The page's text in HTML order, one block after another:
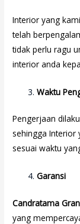
Interior yang
telah
tidak perlu ragu
interior anda
Waktu
Pengerjaan
sehingga Interior
sesuai waktu
Garansi
Candratama
yang